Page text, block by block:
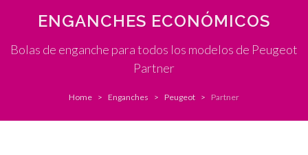
ENGANCHES ECONÓMICOS
Bolas de enganche para todos los modelos de Peugeot
Partner
Home Enganches Peugeot Partner